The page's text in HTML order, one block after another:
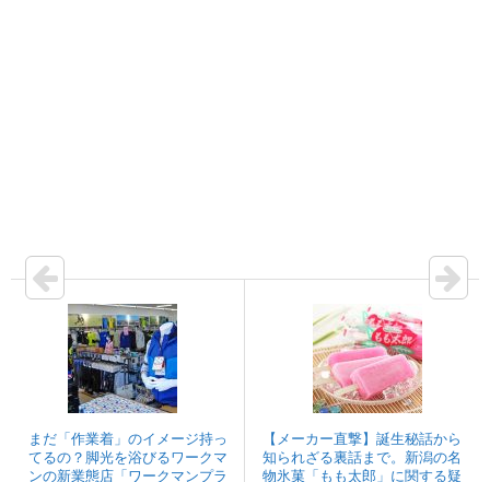
まだ「作業着」のイメージ持っ
てるの？脚光を浴びるワークマ
ンの新業態店「ワークマンプラ
【メーカー直撃】誕生秘話から
知られざる裏話まで。新潟の名
物氷菓「もも太郎」に関する疑